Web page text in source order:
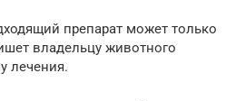
препарат может только
владельцу животного
лечения.